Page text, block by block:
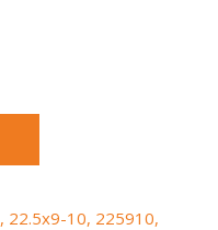
, 22.5x9-10, 225910,